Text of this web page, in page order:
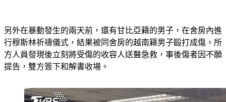
另外在暴動發生的兩天前，還有甘比亞籍的男子，在舍房內進
行穆斯林祈禱儀式，結果被同舍房的越南籍男子毆打成傷，所
方人員發現後立刻將受傷的收容人送醫急救，事後傷者因不願
提告，雙方簽下和解書收場。